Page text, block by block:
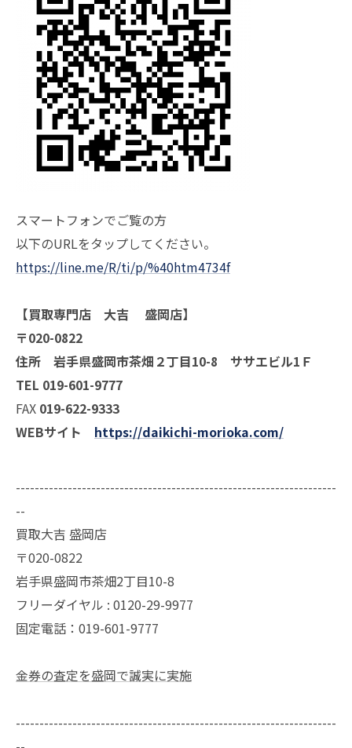
スマートフォンでご覧の方
以下のURLをタップしてください。
https://line.me/R/ti/p/%40htm4734f
【買取専門店 大吉 盛岡店】
〒020-0822
住所 岩手県盛岡市茶畑２丁目10-8 ササエビル1Ｆ
TEL 019-601-9777
FAX 019-622-9333
WEBサイト https://daikichi-morioka.com/
--------------------------------------------------------------------
--
買取大吉 盛岡店
〒020-0822
岩手県盛岡市茶畑2丁目10-8
フリーダイヤル : 0120-29-9977
固定電話：019-601-9777
金券の査定を盛岡で誠実に実施
--------------------------------------------------------------------